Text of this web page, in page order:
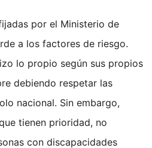
por el Ministerio de
a los factores de riesgo.
lo propio según sus propios
debiendo respetar las
nacional. Sin embargo,
tienen prioridad, no
con discapacidades